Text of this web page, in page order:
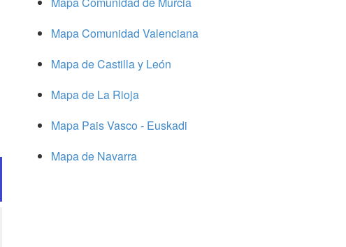
Mapa Comunidad Valenciana
Mapa de Castilla y León
Mapa de La Rioja
Mapa Pais Vasco - Euskadi
Mapa de Navarra